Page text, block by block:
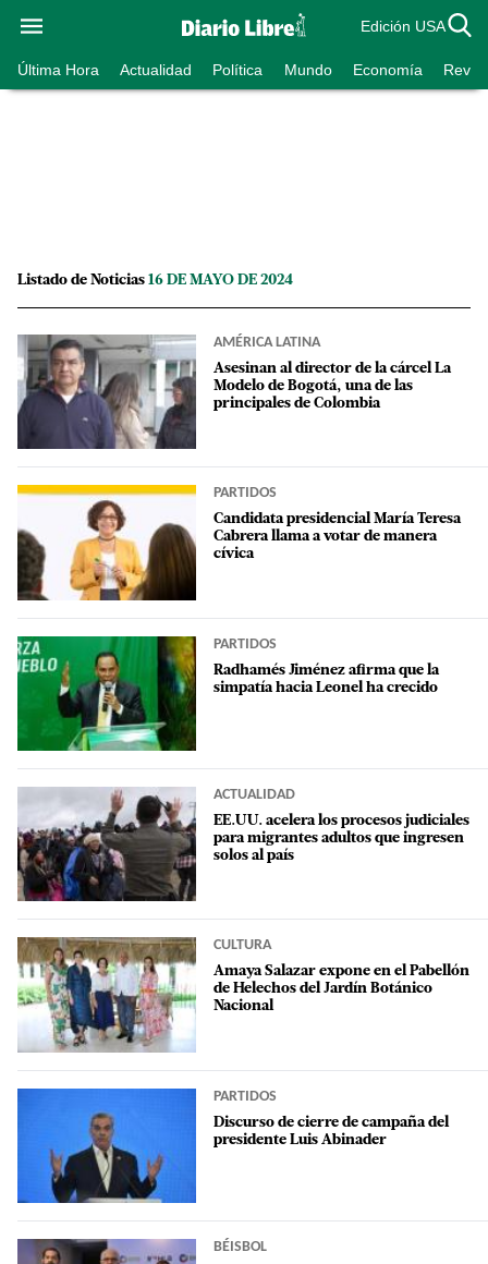
Edición USA
Última Hora Actualidad Política Mundo Economía
Listado de Noticias 16 DE MAYO DE 2024
AMÉRICA LATINA
Asesinan al director de la cárcel La
Modelo de Bogotá, una de las
principales de Colombia
PARTIDOS
Candidata presidencial María Teresa
Cabrera llama a votar de manera
cívica
PARTIDOS
Radhamés Jiménez afirma que la
simpatía hacia Leonel ha crecido
ACTUALIDAD
EE.UU. acelera los procesos judiciales
para migrantes adultos que ingresen
solos al país
CULTURA
Amaya Salazar expone en el Pabellón
de Helechos del Jardín Botánico
Nacional
PARTIDOS
Discurso de cierre de campaña del
presidente Luis Abinader
BÉISBOL